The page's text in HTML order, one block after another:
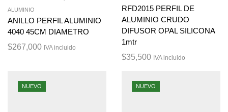
ALUMINIO
ANILLO PERFIL ALUMINIO
4040 45CM DIAMETRO
$267,000 IVA incluido
RFD2015 PERFIL DE
ALUMINIO CRUDO
DIFUSOR OPAL SILICONA
1mtr
$35,500 IVA incluido
NUEVO NUEVO